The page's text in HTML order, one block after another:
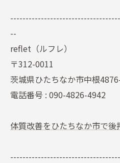
--
reflet（ルフレ）
〒312-0011
茨城県ひたちなか市中根
電話番号 : 090-4826-4942
体質改善をひたちなか市で後